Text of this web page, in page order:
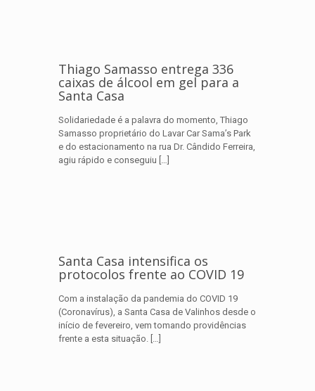
Thiago Samasso entrega 336
caixas de álcool em gel para a
Santa Casa
Solidariedade é a palavra do momento, Thiago
Samasso proprietário do Lavar Car Sama’s Park
e do estacionamento na rua Dr. Cândido Ferreira,
agiu rápido e conseguiu […]
Santa Casa intensifica os
protocolos frente ao COVID 19
Com a instalação da pandemia do COVID 19
(Coronavírus), a Santa Casa de Valinhos desde o
início de fevereiro, vem tomando providências
frente a esta situação. […]